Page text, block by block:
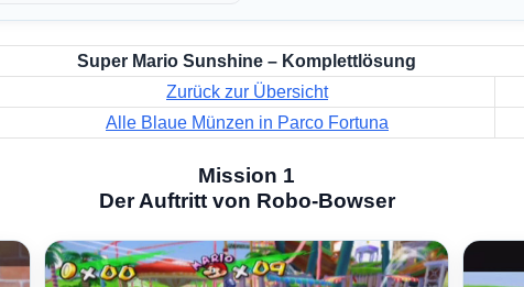
Super Mario Sunshine – Komplettlösung
Zurück zur Übersicht
Alle Blaue Münzen in Parco Fortuna
Mission 1
Der Auftritt von Robo-Bowser